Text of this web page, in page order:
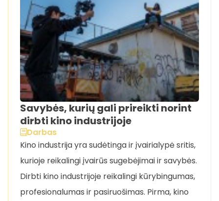
Savybės, kurių gali prireikti norint
dirbti kino industrijoje
Darbas
Kino industrija yra sudėtinga ir įvairialypė sritis,
kurioje reikalingi įvairūs sugebėjimai ir savybės.
Dirbti kino industrijoje reikalingi kūrybingumas,
profesionalumas ir pasiruošimas. Pirma, kino